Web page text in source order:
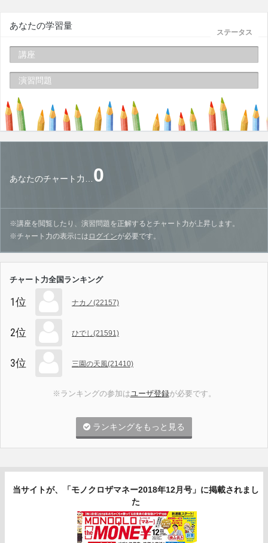
ステータス
あなたの学習量
講座
演習問題
あなたのチャート力… 0
※講座を閲覧したり、演習問題を正解するとチャート力が上昇します。
※チャート力の表示には ログインが必要です。
チャート力全国ランキング
1位 ナカノ(22157)
2位 ひでし(21591)
3位 三園の天風(21410)
※ランキングの参加はユーザ登録が必要です。
ランキングをもっと見る
当サイトが、「モノクロザマネー2018年12月号」に掲載されまし
た